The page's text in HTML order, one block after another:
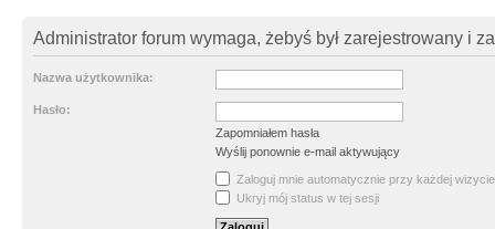
Administrator forum wymaga, żebyś był zarejestrowany i
Nazwa użytkownika:
Hasło:
Zapomniałem hasła
Wyślij ponownie e-mail aktywujący
Zaloguj mnie automatycznie przy każdej wizycie
Ukryj mój status w tej sesji